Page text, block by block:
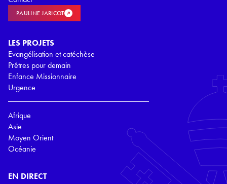
PAULINE JARICOT
LES PROJETS
Evangélisation et catéchèse
Prêtres pour demain
Enfance Missionnaire
Urgence
Afrique
Asie
Moyen Orient
Océanie
EN DIRECT